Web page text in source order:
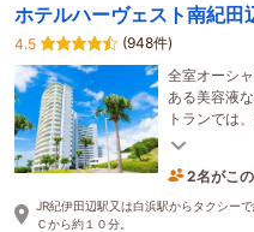
ホテルハーヴェスト南紀田
4.5
(948件)
全室オーシ
ある美容液
トランでは
ご家族旅行
2名がこ
6時間前
JR紀伊田辺駅又は白浜駅からタクシー
Ｃから約１０分。